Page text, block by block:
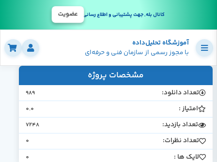
کانال بله, جهت پشتیبانی و اطلاع رسانی عضویت
آموزشگاه تحلیل‌داده
با مجوز رسمی از سازمان فنی و حرفه‌ای
مشخصات پروژه
تعداد دانلود: 989
امتیاز : 0.0
تعداد بازدید: 7248
تعداد نظرات: 0
لایک ها : 0